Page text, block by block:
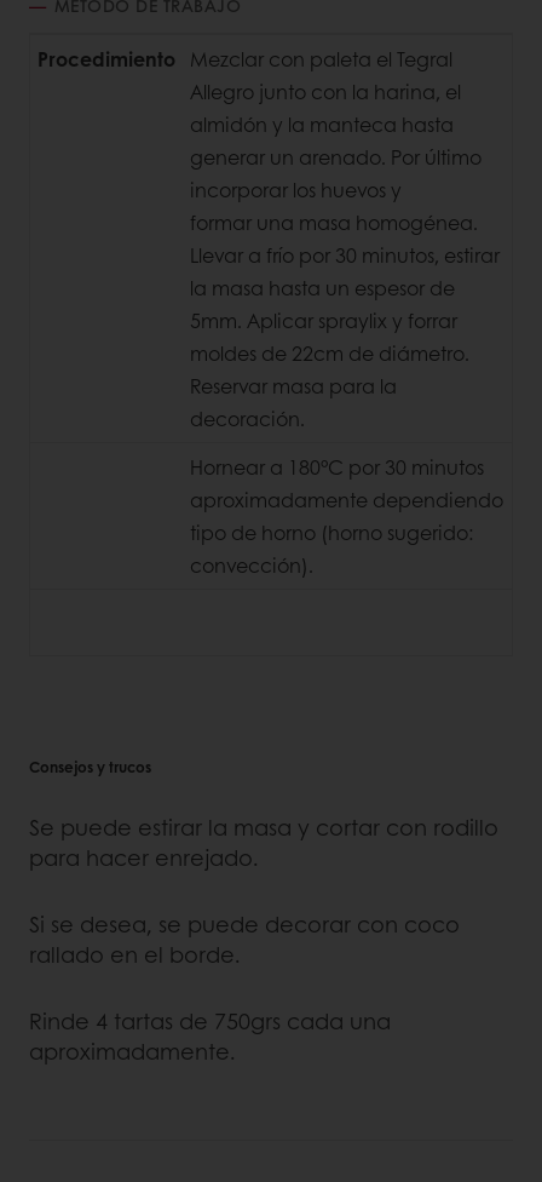
MÉTODO DE TRABAJO
Procedimiento
Mezclar con paleta el Tegral
Allegro junto con la harina, el
almidón y la manteca hasta
generar un arenado. Por último
incorporar los huevos y
formar una masa homogénea.
Llevar a frío por 30 minutos, estirar
la masa hasta un espesor de
5mm. Aplicar spraylix y forrar
moldes de 22cm de diámetro.
Reservar masa para la
decoración.
Hornear a 180°C por 30 minutos
aproximadamente dependiendo
tipo de horno (horno sugerido:
convección).
Consejos y trucos
Se puede estirar la masa y cortar con rodillo
para hacer enrejado.
Si se desea, se puede decorar con coco
rallado en el borde.
Rinde 4 tartas de 750grs cada una
aproximadamente.